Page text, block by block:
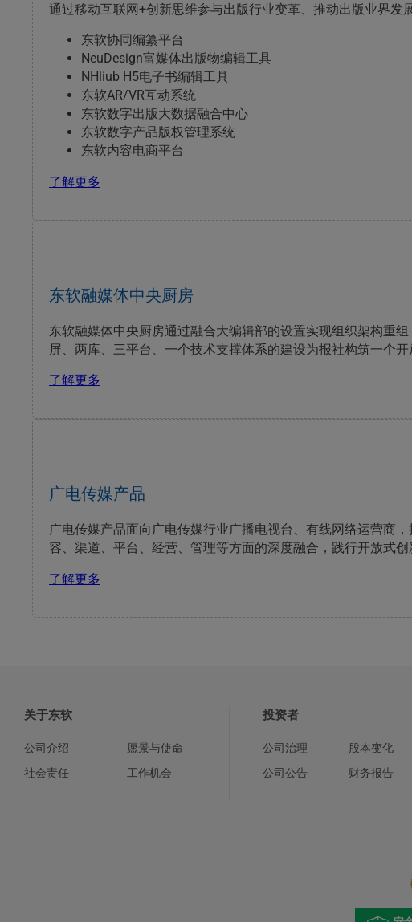
通过移动互联网+创新思维参与出版行业变革、推动出版业界发
东软协同编纂平台
NeuDesign富媒体出版物编辑工具
NHliub H5电子书编辑工具
东软AR/VR互动系统
东软数字出版大数据融合中心
东软数字产品版权管理系统
东软内容电商平台
了解更多
东软融媒体中央厨房
东软融媒体中央厨房通过融合大编辑部的设置实现组织架构重
屏、两库、三平台、一个技术支撑体系的建设为报社构筑一个开
了解更多
广电传媒产品
广电传媒产品面向广电传媒行业广播电视台、有线网络运营商
容、渠道、平台、经营、管理等方面的深度融合，践行开放式创
了解更多
关于东软
公司介绍
愿景与使命
社会责任
工作机会
投资者
公司治理
股本变化
公司公告
财务报告